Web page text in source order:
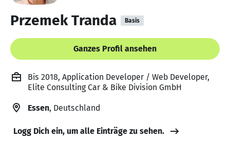
Przemek Tranda Basis
Ganzes Profil ansehen
Bis 2018, Application Developer / Web Developer,
Elite Consulting Car & Bike Division GmbH
Essen, Deutschland
Logg Dich ein, um alle Einträge zu sehen.